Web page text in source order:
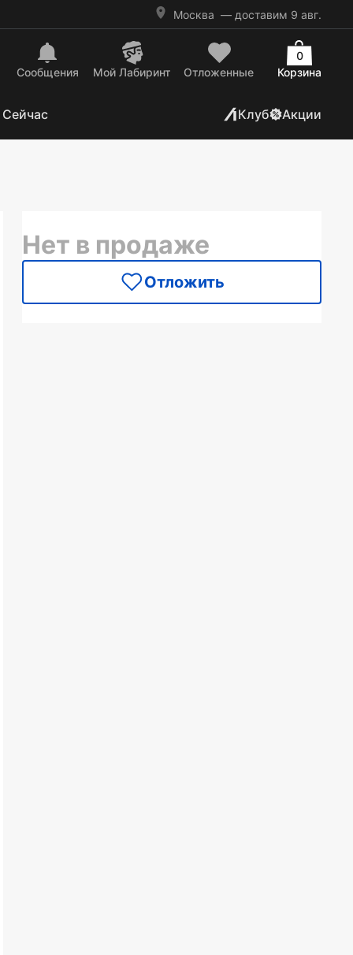
Москва — доставим 9 авг.
Сообщения Mой Лабиринт Отложенные Корзина
0
Клуб Акции
Нет в продаже
Отложить